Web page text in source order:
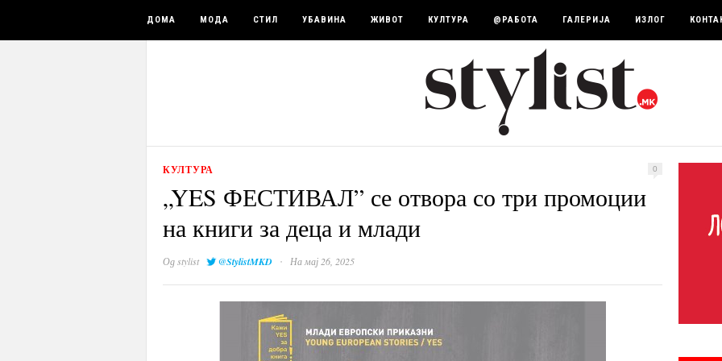
ДОМА МОДА СТИЛ УБАВИНА ЖИВОТ КУЛТУРА @РАБОТА ГАЛЕРИЈА ИЗЛОГ
КУЛТУРА 0
„YES ФЕСТИВАЛ” се отвора со три промоции
на книги за деца и млади
Одstylist @StylistMKD · На мај 26, 2025